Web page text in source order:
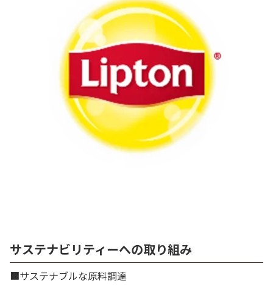
サステナビリティーへの取り組み
■サステナブルな原料調達